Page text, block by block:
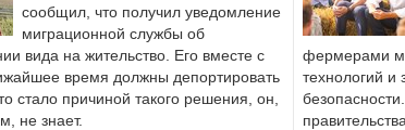
сообщил, что получил уведомление
миграционной службы об
вида на жительство. Его вместе с
время должны депортировать
стало причиной такого решения, он,
не знает.
фермерами
технологий и